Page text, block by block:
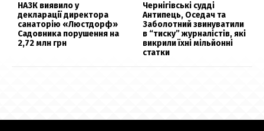
НАЗК виявило у
декларації директора
санаторію «Люстдорф»
Садовника порушення на
2,72 млн грн
Чернігівські судді
Антипець, Оседач та
Заболотний звинуватили
в “тиску” журналістів, які
викрили їхні мільйонні
статки